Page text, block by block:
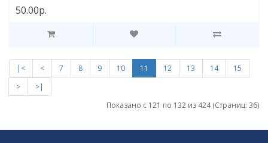
50.00р.
|< < 7 8 9 10 11 12 13 14
15
>
>|
Показано с 121 по 132 из 424 (Страниц: 36)